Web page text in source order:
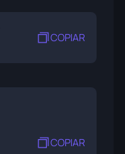
COPIAR
COPIAR